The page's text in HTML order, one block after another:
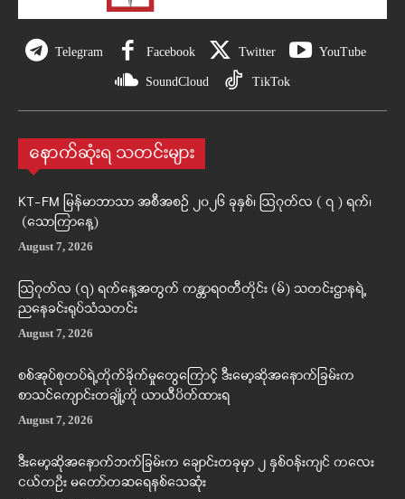
Telegram Facebook Twitter YouTube
SoundCloud TikTok
နောက်ဆုံးရ သတင်းများ
KT-FM မြန်မာဘာသာ အစီအစဉ် ၂၀၂၆ ခုနှစ်၊ ဩဂုတ်လ ( ၇ ) ရက်၊
(သောကြာနေ့)
August 7, 2026
ဩဂုတ်လ (၇) ရက်နေ့အတွက် ကန္တာရဝတီတိုင်း (မ်) သတင်းဌာနရဲ့
ညနေခင်းရုပ်သံသတင်း
August 7, 2026
စစ်အုပ်စုတပ်ရဲ့တိုက်ခိုက်မှုတွေကြောင့် ဒီးမော့ဆိုအနောက်ခြမ်းက
စာသင်ကျောင်းတချို့ကို ယာယီပိတ်ထားရ
August 7, 2026
ဒီးမော့ဆိုအနောက်ဘက်ခြမ်းက ချောင်းတခုမှာ ၂ နှစ်ဝန်းကျင် ကလေး
ငယ်တဦး မတော်တဆရေနစ်သေဆုံး